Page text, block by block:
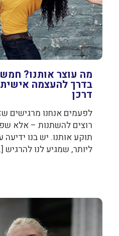
מה עוצר אותנו?
בדרך להעצמה
דרכן
לפעמים אנחנו מרגישים
רוצים להשתנות – אלא
תוקע אותנו. יש בנו
ליותר, שמגיע לנו להרגיש